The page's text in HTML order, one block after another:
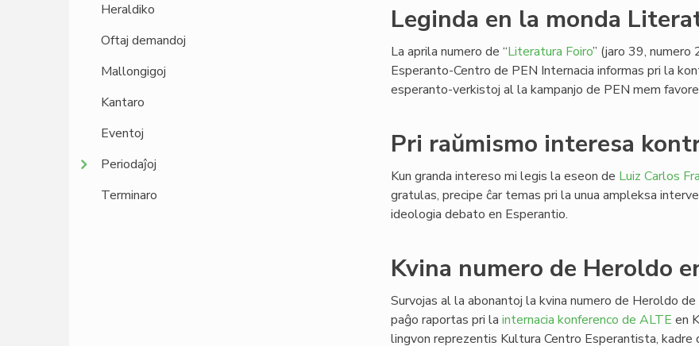
Leginda en la monda
La aprila numero de “Literatura Foiro” (jaro 39,
Esperanto-Centro de PEN Internacia informas pri la
esperanto-verkistoj al la kampanjo de PEN mem
Pri raŭmismo interesa
Kun granda intereso mi legis la eseon de Luiz Carlos
gratulas, precipe ĉar temas pri la unua ampleksa
ideologia debato en Esperantio.
Kvina numero de Heroldo
Survojas al la abonantoj la kvina numero de Heroldo
paĝo raportas pri la internacia konferenco de ALTE en
lingvon reprezentis Kultura Centro Esperantista,
Heraldiko
Oftaj demandoj
Mallongigoj
Kantaro
Eventoj
Periodaĵoj
Terminaro